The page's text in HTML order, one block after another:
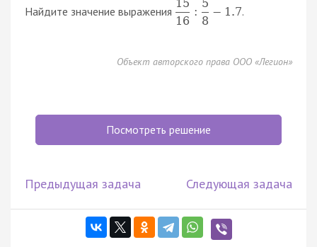
Найдите значение выражения
15
16
:
5
8
− 1.7.
Объект авторского права ООО «Легион»
Посмотреть решение
Предыдущая задача Следующая задача